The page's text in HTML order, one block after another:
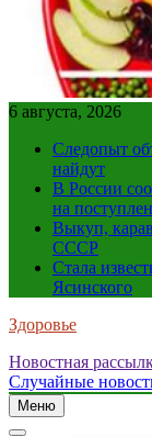
6 августа, 2026
Следопыт
найдут
В России
на
Выкуп,
СССР
Стала
Ясинского
Здоровье
Новостная
Случайные
Меню